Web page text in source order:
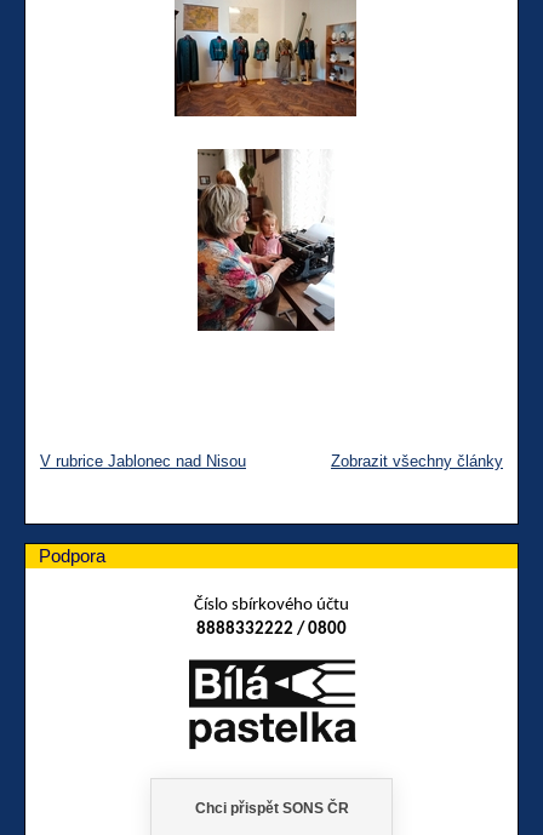
V rubrice Jablonec nad Nisou Zobrazit všechny články
Podpora
Číslo sbírkového účtu
8888332222 / 0800